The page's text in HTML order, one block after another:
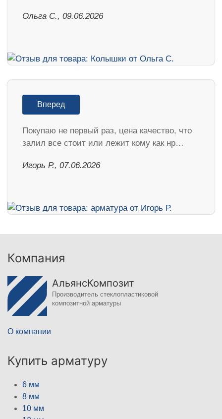
Ольга С., 09.06.2026
Вперед
Покупаю не первый раз, цена качество, что
залил все стоит или лежит кому как нр…
Игорь Р., 07.06.2026
Компания
АльянсКомпозит
Производитель стеклопластиковой
композитной арматуры
О компании
Купить арматуру
6 мм
8 мм
10 мм